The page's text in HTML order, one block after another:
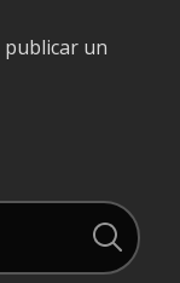
publicar un